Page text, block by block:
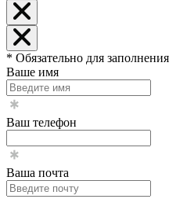
* Обязательно для заполнения
Ваше имя
Ваш телефон
Ваша почта